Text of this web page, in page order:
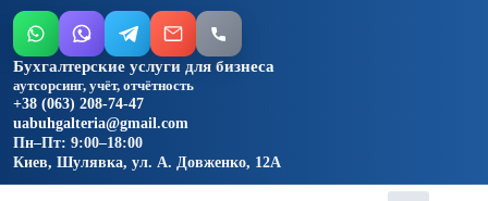
Бухгалтерские услуги для бизнеса
аутсорсинг, учёт, отчётность
+38 (063) 208-74-47
uabuhgalteria@gmail.com
Пн–Пт: 9:00–18:00
Киев, Шулявка, ул. А. Довженко, 12А